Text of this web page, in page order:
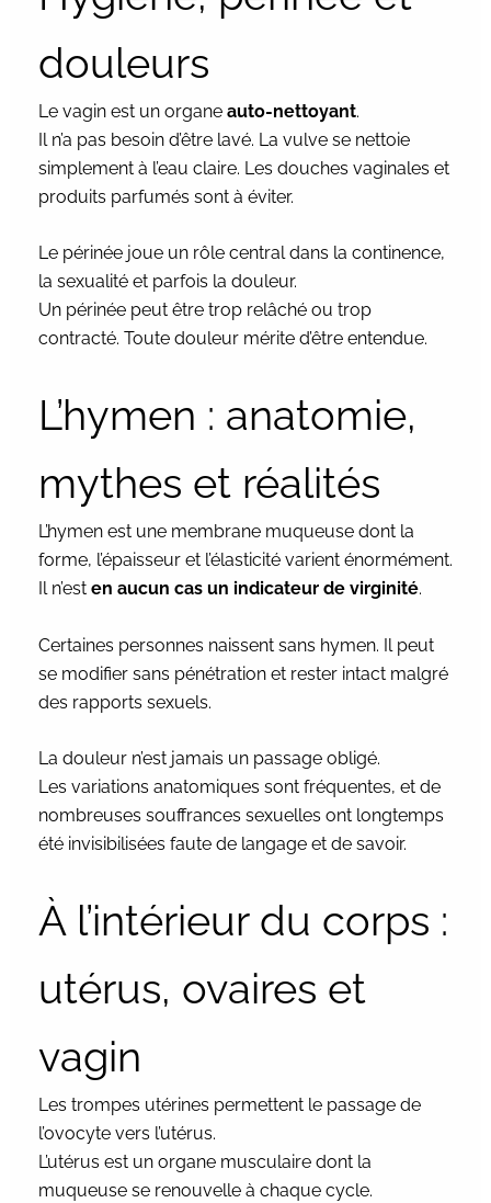
douleurs
Le vagin est un organe auto-nettoyant.
Il n’a pas besoin d’être lavé. La vulve se nettoie
simplement à l’eau claire. Les douches vaginales et
produits parfumés sont à éviter.
Le périnée joue un rôle central dans la continence,
la sexualité et parfois la douleur.
Un périnée peut être trop relâché ou trop
contracté. Toute douleur mérite d’être entendue.
L’hymen : anatomie,
mythes et réalités
L’hymen est une membrane muqueuse dont la
forme, l’épaisseur et l’élasticité varient énormément.
Il n’est en aucun cas un indicateur de virginité.
Certaines personnes naissent sans hymen. Il peut
se modifier sans pénétration et rester intact malgré
des rapports sexuels.
La douleur n’est jamais un passage obligé.
Les variations anatomiques sont fréquentes, et de
nombreuses souffrances sexuelles ont longtemps
été invisibilisées faute de langage et de savoir.
À l’intérieur du corps :
utérus, ovaires et
vagin
Les trompes utérines permettent le passage de
l’ovocyte vers l’utérus.
L’utérus est un organe musculaire dont la
muqueuse se renouvelle à chaque cycle.